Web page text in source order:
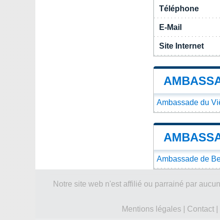
Téléphone
E-Mail
Site Internet
Ambassade du
Ambassade de
Notre site web n'est affilié ou parrainé par
Mentions légales| Contact|